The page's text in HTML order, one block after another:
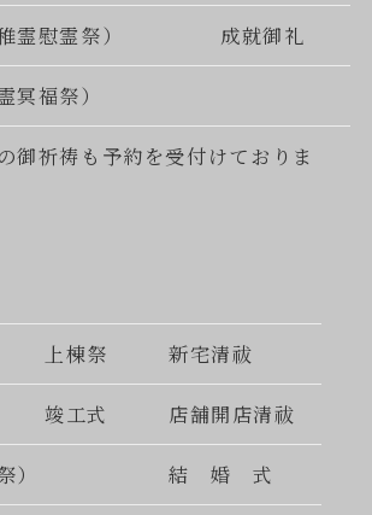
霊慰霊祭） 成就御礼
冥福祭）
御祈祷も予約を受付けておりま
上棟祭 新宅清祓
竣工式 店舗開店清祓
結 婚 式